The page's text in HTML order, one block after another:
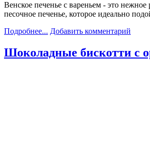
Венское печенье с вареньем - это нежное
песочное печенье, которое идеально
Подробнее... Добавить комментарий
Шоколадные бискотти с